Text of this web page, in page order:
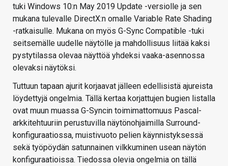
tuki Windows 10:n May 2019 Update -versiolle ja sen
mukana tulevalle DirectX:n omalle Variable Rate Shading
-ratkaisulle. Mukana on myös G-Sync Compatible -tuki
seitsemälle uudelle näytölle ja mahdollisuus liitää kaksi
pystytilassa olevaa näyttöä yhdeksi vaaka-asennossa
olevaksi näytöksi.
Tuttuun tapaan ajurit korjaavat jälleen edellisistä ajureista
löydettyjä ongelmia. Tällä kertaa korjattujen bugien listalla
ovat muun muassa G-Syncin toimimattomuus Pascal-
arkkitehtuuriin perustuvilla näytönohjaimilla Surround-
konfiguraatiossa, muistivuoto pelien käynnistyksessä
sekä työpöydän satunnainen vilkkuminen usean näytön
konfiguraatioissa. Tiedossa olevia ongelmia on tällä